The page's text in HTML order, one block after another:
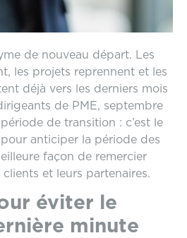
de nouveau départ. Les
les projets reprennent et les
déjà vers les derniers mois
de PME, septembre
de transition : c’est le
anticiper la période des
façon de remercier
clients et leurs partenaires.
éviter le
minute